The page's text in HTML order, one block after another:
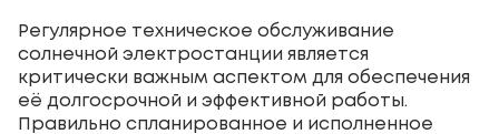
Регулярное техническое обслуживание
солнечной электростанции является
критически важным аспектом для обеспечения
её долгосрочной и эффективной работы.
Правильно спланированное и исполненное